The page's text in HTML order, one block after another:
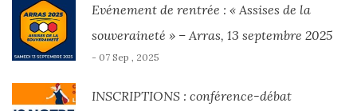
Evénement de rentrée : « Assises de la
souveraineté » – Arras, 13 septembre 2025
- 07 Sep , 2025
INSCRIPTIONS : conférence-débat